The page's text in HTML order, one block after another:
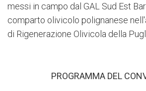
messi in campo dal GAL Sud Est
comparto olivicolo polignanese
di Rigenerazione Olivicola della
PROGRAMMA DEL